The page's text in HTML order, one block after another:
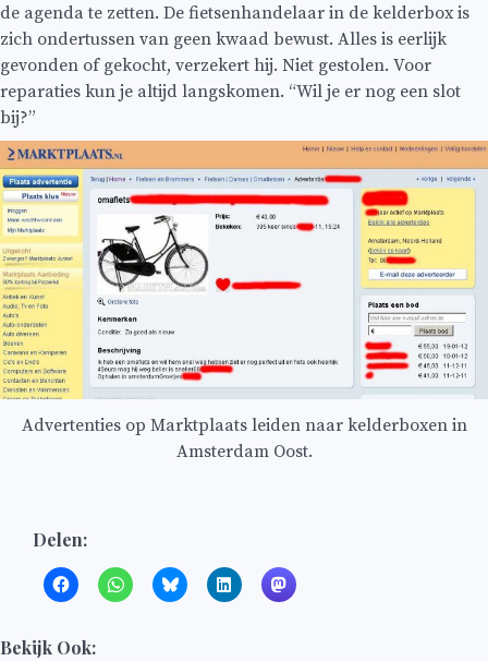
de agenda te zetten. De fietsenhandelaar in de kelderbox is
zich ondertussen van geen kwaad bewust. Alles is eerlijk
gevonden of gekocht, verzekert hij. Niet gestolen. Voor
reparaties kun je altijd langskomen. “Wil je er nog een slot
bij?”
Advertenties op Marktplaats leiden naar kelderboxen in
Amsterdam Oost.
Delen:
Bekijk Ook: